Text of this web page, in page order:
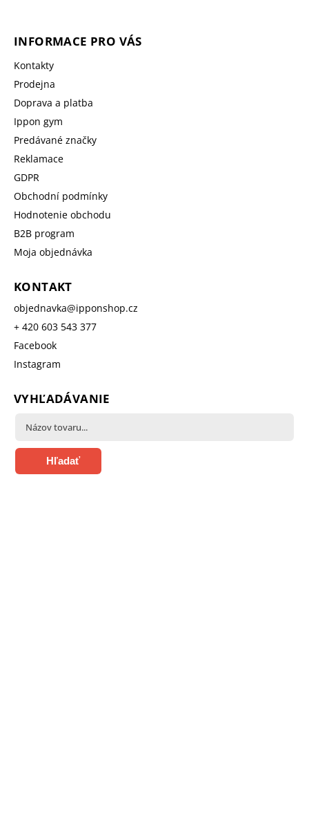
INFORMACE PRO VÁS
Kontakty
Prodejna
Doprava a platba
Ippon gym
Predávané značky
Reklamace
GDPR
Obchodní podmínky
Hodnotenie obchodu
B2B program
Moja objednávka
KONTAKT
objednavka@ipponshop.cz
+ 420 603 543 377
Facebook
Instagram
VYHĽADÁVANIE
Hľadať